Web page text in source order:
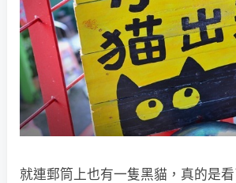
就連郵筒上也有一隻黑貓，真的是